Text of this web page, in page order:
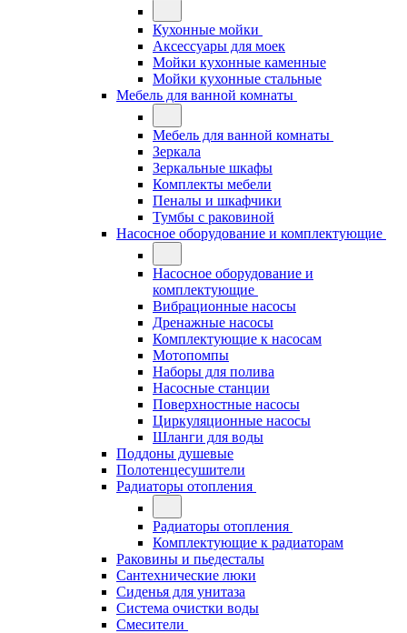
Кухонные мойки
Аксессуары для моек
Мойки кухонные каменные
Мойки кухонные стальные
Мебель для ванной комнаты
Мебель для ванной комнаты
Зеркала
Зеркальные шкафы
Комплекты мебели
Пеналы и шкафчики
Тумбы с раковиной
Насосное оборудование и комплектующие
Насосное оборудование и
комплектующие
Вибрационные насосы
Дренажные насосы
Комплектующие к насосам
Мотопомпы
Наборы для полива
Насосные станции
Поверхностные насосы
Циркуляционные насосы
Шланги для воды
Поддоны душевые
Полотенцесушители
Радиаторы отопления
Радиаторы отопления
Комплектующие к радиаторам
Раковины и пьедесталы
Сантехнические люки
Сиденья для унитаза
Система очистки воды
Смесители